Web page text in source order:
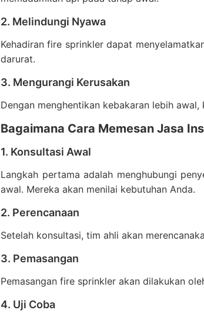
2. Melindungi Nyawa
Kehadiran fire sprinkler dapat
darurat.
3. Mengurangi Kerusakan
Dengan menghentikan kebakaran lebih
Bagaimana Cara Memesan Jasa
1. Konsultasi Awal
Langkah pertama adalah menghubungi
awal. Mereka akan menilai kebutuhan Anda.
2. Perencanaan
Setelah konsultasi, tim ahli akan
3. Pemasangan
Pemasangan fire sprinkler akan dilakukan
4. Uji Coba